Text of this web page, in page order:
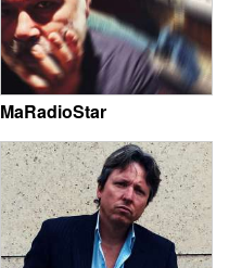
MaRadioStar